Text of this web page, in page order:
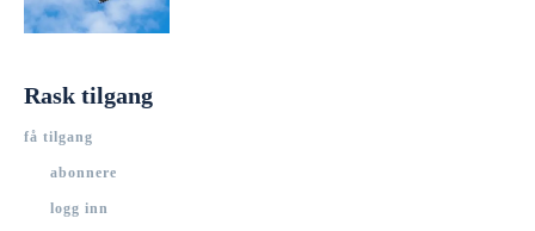
Rask tilgang
få tilgang
abonnere
logg inn